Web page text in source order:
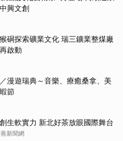
興文創
硐探索礦業文化 瑞三鑛業整煤廠
啟動
漫遊瑞典～音樂、療癒桑拿、美
節
生軟實力 新北好茶放眼國際舞台
新聞網